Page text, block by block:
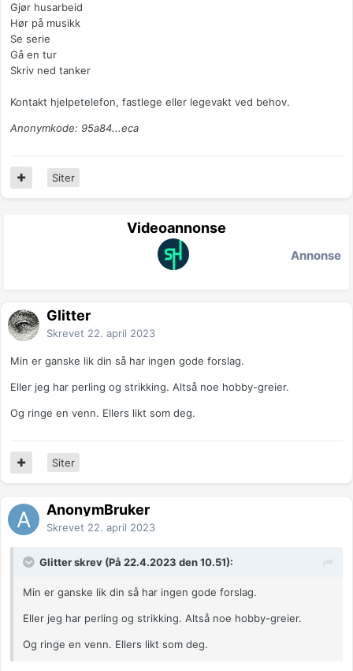
Gjør husarbeid
Hør på musikk
Se serie
Gå en tur
Skriv ned tanker
Kontakt hjelpetelefon, fastlege eller legevakt ved behov.
Anonymkode: 95a84...eca
Siter
Videoannonse
Annonse
Glitter
Skrevet 22. april 2023
Min er ganske lik din så har ingen gode forslag.
Eller jeg har perling og strikking. Altså noe hobby-greier.
Og ringe en venn. Ellers likt som deg.
Siter
AnonymBruker
Skrevet 22. april 2023
Glitter skrev (På 22.4.2023 den 10.51):
Min er ganske lik din så har ingen gode forslag.
Eller jeg har perling og strikking. Altså noe hobby-greier.
Og ringe en venn. Ellers likt som deg.